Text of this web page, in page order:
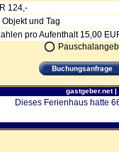
124,-
Objekt und Tag
pro Aufenthalt 15,00
gastgeber.net|
Dieses Ferienhaus hatte